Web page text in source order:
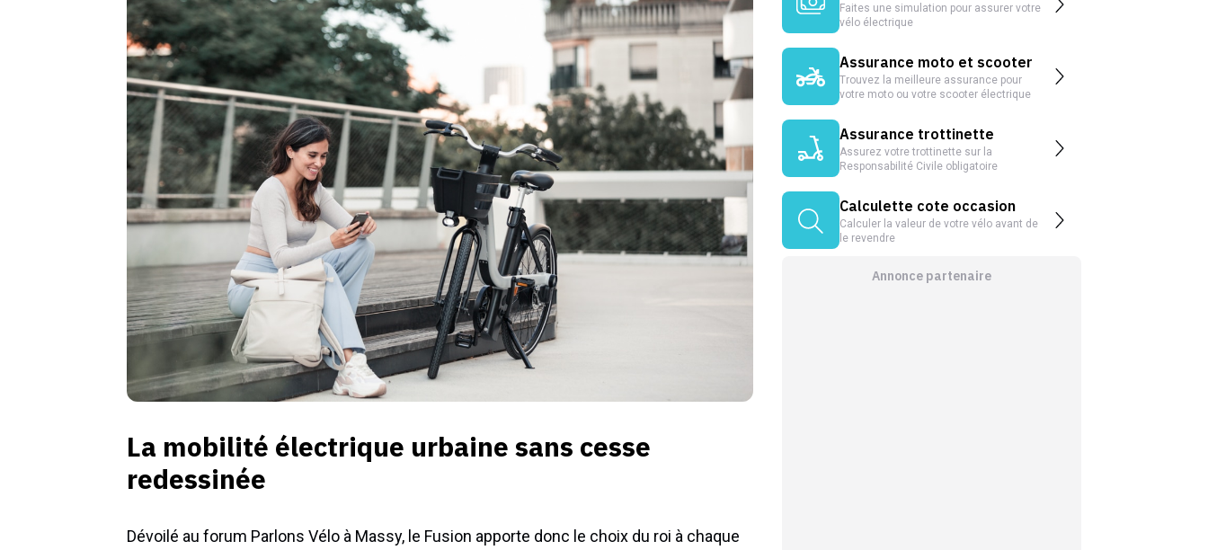
La mobilité électrique urbaine sans cesse
redessinée
Dévoilé au forum Parlons Vélo à Massy, le Fusion apporte donc le choix du roi à chaque
Faites une simulation pour assurer votre
vélo électrique
Assurance moto et scooter
Trouvez la meilleure assurance pour
votre moto ou votre scooter électrique
Assurance trottinette
Assurez votre trottinette sur la
Responsabilité Civile obligatoire
Calculette cote occasion
Calculer la valeur de votre vélo avant de
le revendre
Annonce partenaire